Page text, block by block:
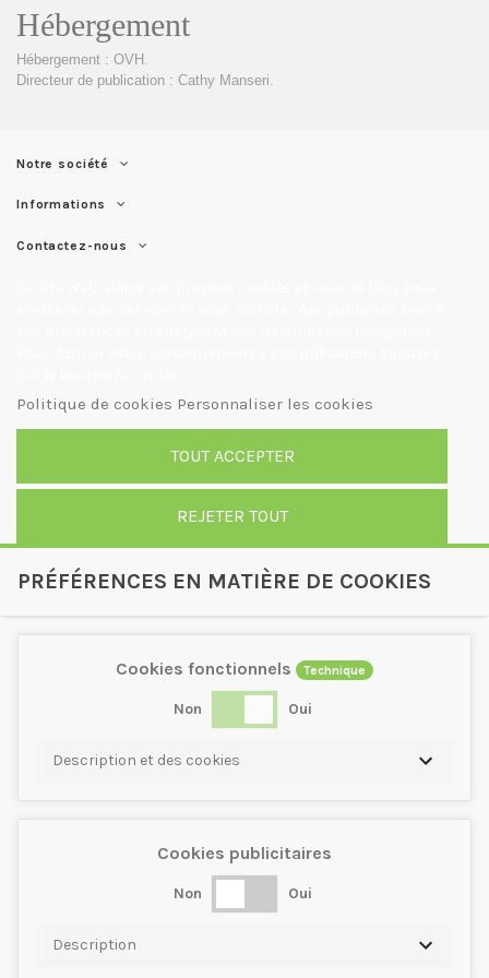
Hébergement
Hébergement : OVH.
Directeur de publication : Cathy Manseri.
Notre société
Informations
Contactez-nous
Politique de cookies Personnaliser les cookies
REJETER TOUT
TOUT ACCEPTER
PRÉFÉRENCES EN MATIÈRE DE COOKIES
Cookies fonctionnels Technique
Non Oui
Description et des cookies
Cookies publicitaires
Non Oui
Description